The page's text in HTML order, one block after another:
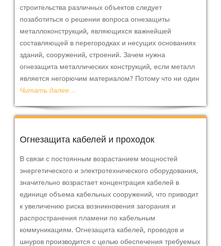
строительства различных объектов следует
позаботиться о решении вопроса огнезащиты
металлоконструкций, являющихся важнейшей
составляющей в перегородках и несущих основаниях
зданий, сооружений, строений. Зачем нужна
огнезащита металлических конструкций, если металл
является негорючим материалом? Потому что ни один
Читать далее…
Огнезащита кабелей и проходок
В связи с постоянным возрастанием мощностей
энергетического и электротехнического оборудования,
значительно возрастает концентрация кабелей в
единице объема кабельных сооружений, что приводит
к увеличению риска возникновения загорания и
распространения пламени по кабельным
коммуникациям. Огнезащита кабелей, проводов и
шнуров производится с целью обеспечения требуемых